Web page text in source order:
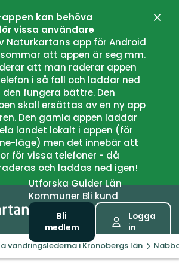
kan behöva
vissa användare
Naturkartans app för Android
att appen är seg mm.
att man raderar appen
i så fall och laddar ned
den fungera bättre. Den
skall ersättas av en ny app
Den gamla appen laddar
landet lokalt i appen (för
läge) men det innebär att
för vissa telefoner - då
och laddas ned igen!
UtforskaGuiderLän
Kommuner Bli kund
Bli
medlem
Logga
in
vandringslederna i Kronobergs län